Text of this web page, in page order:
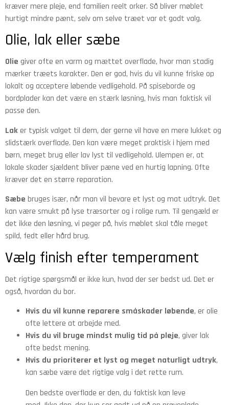
kræver mere pleje, end familien reelt orker. Så bliver møblet
hurtigt mindre pænt, selv om selve træet var et godt valg.
Olie, lak eller sæbe
Olie giver ofte en varm og mættet overflade, hvor man stadig
mærker træets karakter. Den er god, hvis du vil kunne friske op
lokalt og acceptere løbende vedligehold. På spiseborde og
bordplader kan det være en stærk løsning, hvis man faktisk vil
passe den.
Laker typisk valget til dem, der gerne vil have en mere lukket og
slidstærk overflade. Den kan være meget praktisk i hjem med
børn, meget brug eller lav lyst til vedligehold. Ulempen er, at
lokale skader sjældent bliver pæne ved en hurtig lapning. Ofte
kræver det en større reparation.
Sæbe bruges især, når man vil bevare et lyst og mat udtryk. Det
kan være smukt på lyse træsorter og i rolige rum. Til gengæld er
det ikke den løsning, vi peger på, hvis møblet skal tåle meget
spild, fedt eller hård brug.
Vælg finish efter temperament
Det rigtige spørgsmål er ikke kun, hvad der ser bedst ud. Det er
også, hvordan du bor.
Hvis du vil kunne reparere småskader løbende, er olie
ofte lettere at arbejde med.
Hvis du vil bruge mindst mulig tid på pleje, giver lak
ofte bedst mening.
Hvis du prioriterer et lyst og meget naturligt udtryk,
kan sæbe være det rigtige valg i det rette rum.
Den bedste overflade er den, du faktisk kan leve